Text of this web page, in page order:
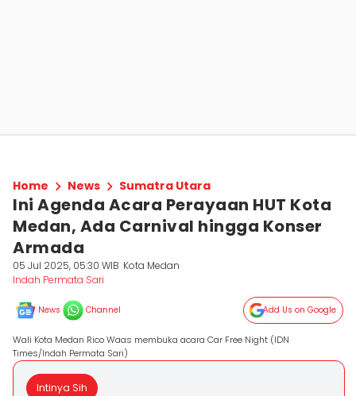
Home News Sumatra Utara
Ini Agenda Acara Perayaan HUT Kota
Medan, Ada Carnival hingga Konser
Armada
05 Jul 2025, 05:30 WIB Kota Medan
Indah Permata Sari
News Channel Add Us on Google
Wali Kota Medan Rico Waas membuka acara Car Free Night (IDN
Times/Indah Permata Sari)
Intinya Sih